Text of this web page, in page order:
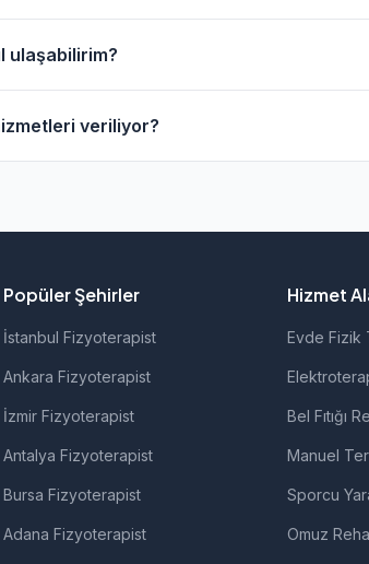
bulabilirsiniz.
ulaşabilirim?
veriliyor?
Popüler Şehirler
İstanbul Fizyoterapist
Ankara Fizyoterapist
İzmir Fizyoterapist
Antalya Fizyoterapist
Bursa Fizyoterapist
Adana Fizyoterapist
Hizmet
Evde Fizik
Bel Fıtığı
Manuel
Sporcu
Omuz